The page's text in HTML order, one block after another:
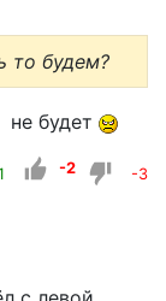
то будем?
будет
-2 -3